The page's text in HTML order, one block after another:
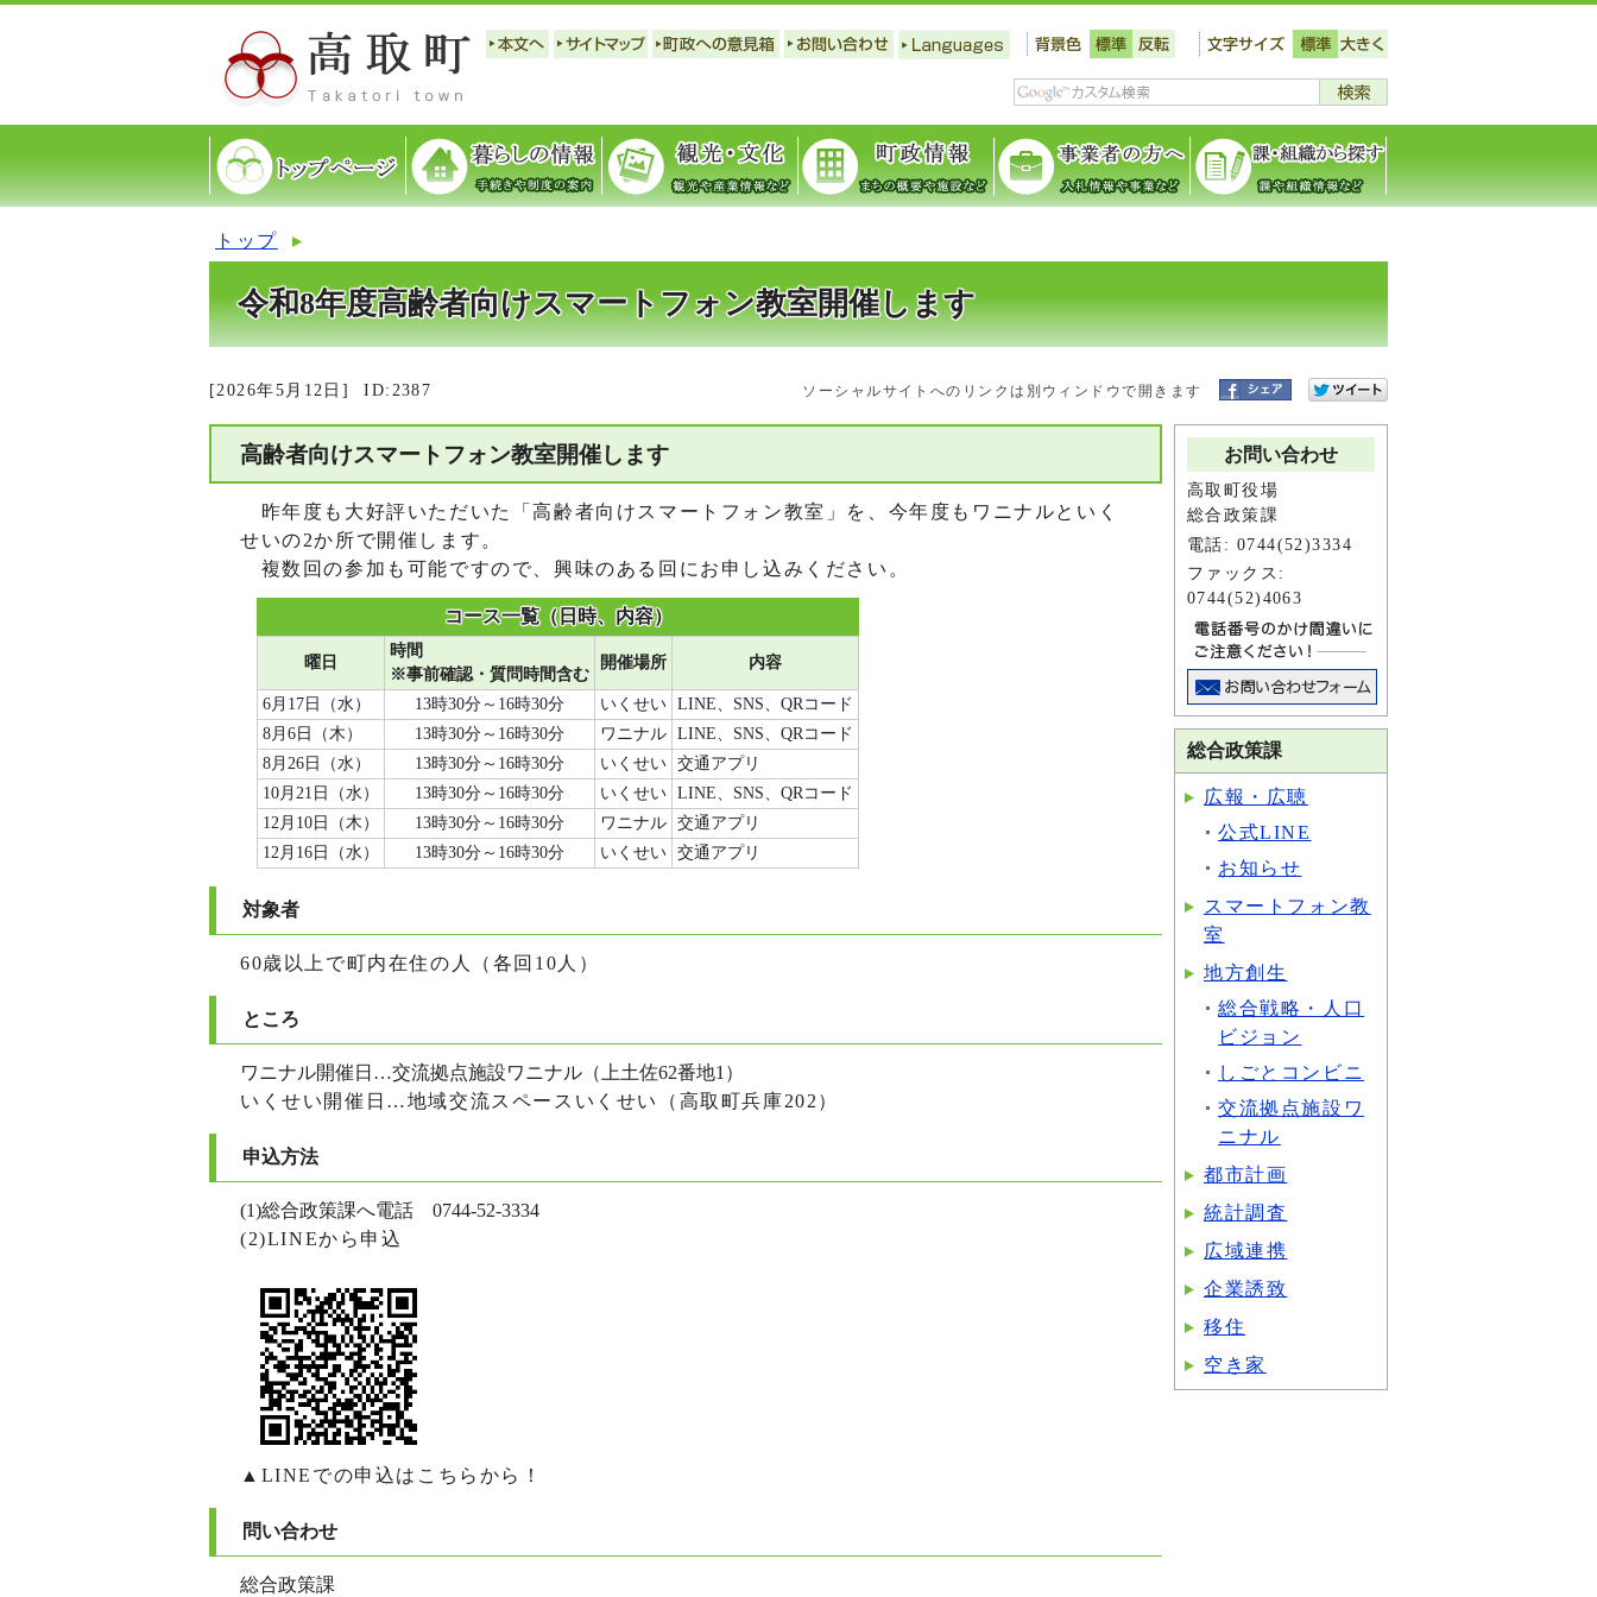
トップ
令和8年度高齢者向けスマートフォン教室開催します
[2026年5月12日] ID:2387 ソーシャルサイトへのリンクは別ウィンドウで開きます
高齢者向けスマートフォン教室開催します
昨年度も大好評いただいた「高齢者向けスマートフォン教室」を、今年度もワニナルといく
せいの2か所で開催します。
複数回の参加も可能ですので、興味のある回にお申し込みください。
コース一覧（日時、内容）
曜日
時間
※事前確認・質問時間含む
開催場所 内容
6月17日（水） 13時30分～16時30分 いくせい
LINE、SNS、QRコード
8月6日（木）
13時30分～16時30分 ワニナル
LINE、SNS、QRコード
8月26日（水）
13時30分～16時30分 いくせい
交通アプリ
10月21日（水）
13時30分～16時30分 いくせい
LINE、SNS、QRコード
12月10日（木）
13時30分～16時30分 ワニナル
交通アプリ
12月16日（水）
13時30分～16時30分 いくせい 交通アプリ
対象者
60歳以上で町内在住の人（各回10人）
ところ
ワニナル開催日…交流拠点施設ワニナル（上土佐62番地1）
いくせい開催日…地域交流スペースいくせい（高取町兵庫202）
申込方法
(1)総合政策課へ電話 0744-52-3334
(2)LINEから申込
▲LINEでの申込はこちらから！
問い合わせ
総合政策課
お問い合わせ
高取町役場
総合政策課
電話: 0744(52)3334
ファックス:
0744(52)4063
総合政策課
広報・広聴
公式LINE
お知らせ
スマートフォン教
室
地方創生
総合戦略・人口
ビジョン
しごとコンビニ
交流拠点施設ワ
ニナル
都市計画
統計調査
広域連携
企業誘致
移住
空き家